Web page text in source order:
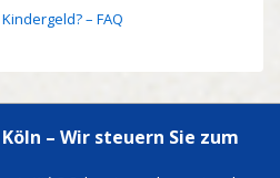
– FAQ
– Wir steuern Sie zum